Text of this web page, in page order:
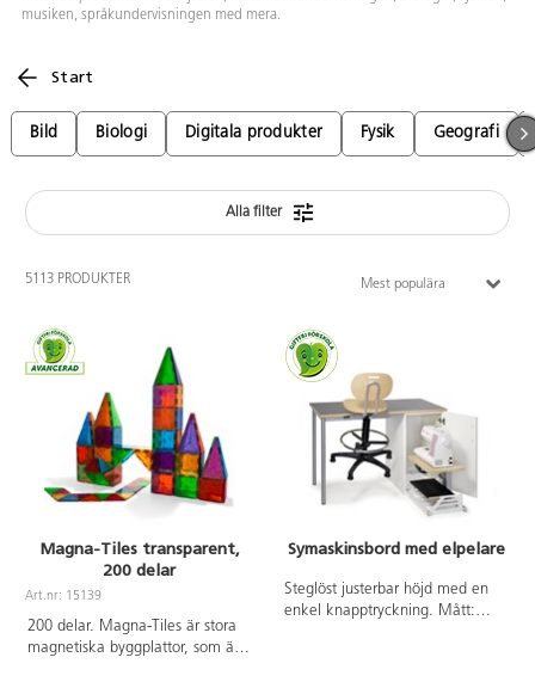
musiken, språkundervisningen med mera.
Start
Bild Biologi Digitala produkter Fysik Geografi
Alla filter
5113 PRODUKTER Mest populära
Magna-Tiles transparent,
200 delar
Art.nr: 15139
200 delar. Magna-Tiles är stora
magnetiska byggplattor, som är
Symaskinsbord med elpelare
Steglöst justerbar höjd med en
enkel knapptryckning. Mått: